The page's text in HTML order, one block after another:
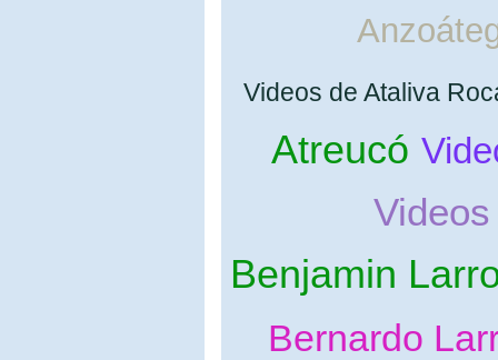
Videos de Ataliva
Atreucó
Benjamin
Bernardo